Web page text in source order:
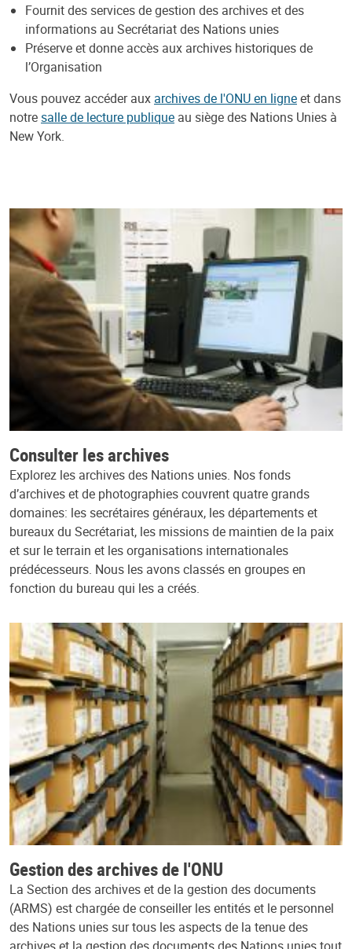
Fournit des services de gestion des archives et des
informations au Secrétariat des Nations unies
Préserve et donne accès aux archives historiques de
l’Organisation
Vous pouvez accéder aux archives de l'ONU en ligneet dans
notresalle de lecture publique au siège des Nations Unies à
New York.
Consulter les archives
Explorez les archives des Nations unies. Nos fonds
d’archives et de photographies couvrent quatre grands
domaines: les secrétaires généraux, les départements et
bureaux du Secrétariat, les missions de maintien de la paix
et sur le terrain et les organisations internationales
prédécesseurs. Nous les avons classés en groupes en
fonction du bureau qui les a créés.
Gestion des archives de l'ONU
La Section des archives et de la gestion des documents
(ARMS) est chargée de conseiller les entités et le personnel
des Nations unies sur tous les aspects de la tenue des